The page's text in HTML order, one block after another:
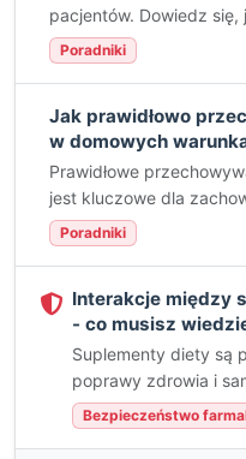
pacjentów. Dowiedz się,
Poradniki
Jak prawidłowo
w domowych
Prawidłowe
jest kluczowe dla
Poradniki
Interakcje między
- co musisz
Suplementy diety są
poprawy zdrowia i
Bezpieczeństwo